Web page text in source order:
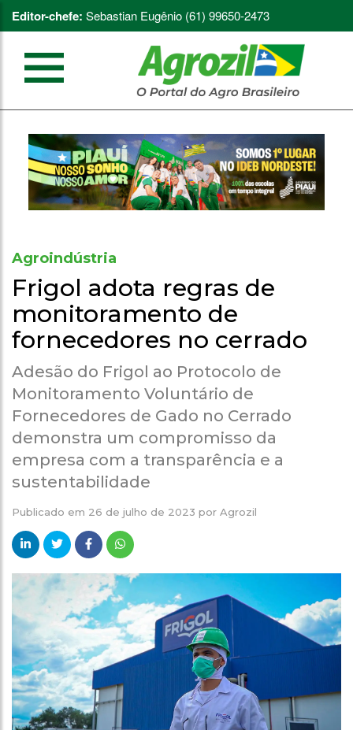
Editor-chefe: Sebastian Eugênio (61) 99650-2473
Agroindústria
Frigol adota regras de
monitoramento de
fornecedores no cerrado
Adesão do Frigol ao Protocolo de
Monitoramento Voluntário de
Fornecedores de Gado no Cerrado
demonstra um compromisso da
empresa com a transparência e a
sustentabilidade
Publicado em 26 de julho de 2023 por Agrozil